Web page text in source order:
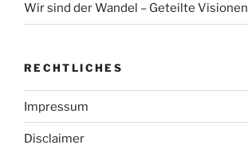
Wir sind der Wandel – Geteilte Visionen
RECHTLICHES
Impressum
Disclaimer